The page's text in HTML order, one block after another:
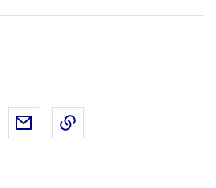
sur X (anciennement Twitter)
Partager sur LinkedIn
Partager par email